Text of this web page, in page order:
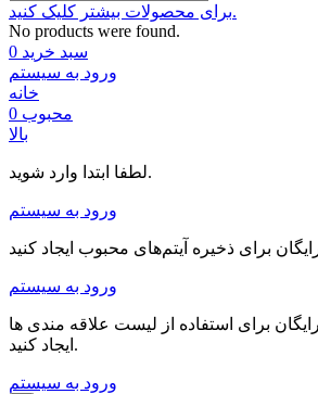
برای محصولات بیشتر کلیک کنید.
No products were found.
سبد خرید 0
ورود به سیستم
خانه
محبوب 0
بالا
لطفا ابتدا وارد شوید.
ورود به سیستم
ورود به سیستم
برای استفاده از لیست علاقه مندی ها
ایجاد کنید.
ورود به سیستم